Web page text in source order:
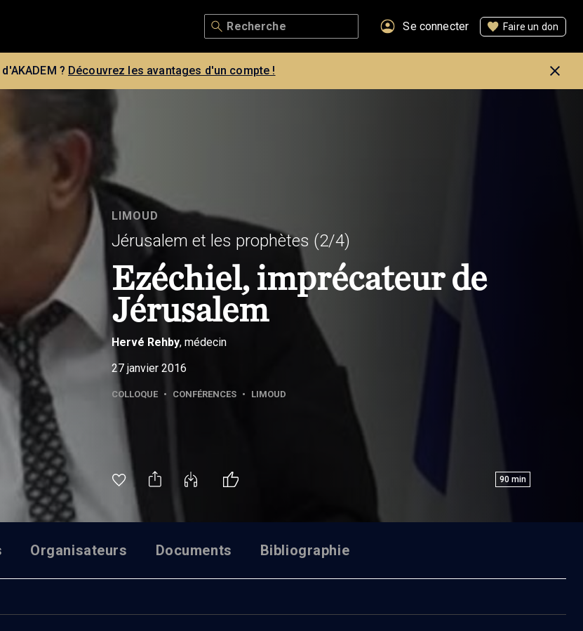
Se connecter Faire un don
? Découvrez les avantages d'un compte !
LIMOUD
Jérusalem et les prophètes (2/4)
Ezéchiel, imprécateur de
Jérusalem
Hervé Rehby, médecin
27 janvier 2016
COLLOQUE • CONFÉRENCES • LIMOUD
90 min
Organisateurs Documents Bibliographie